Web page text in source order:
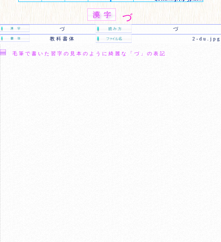
づ
づ
づ
教科書体
2-du.jpg
毛筆で書いた習字の見本のように綺麗な「づ」の表記